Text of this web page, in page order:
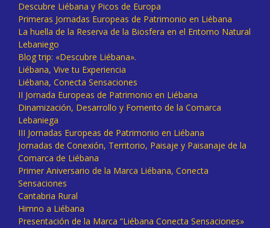
Descubre Liébana y Picos de Europa
Primeras Jornadas Europeas de Patrimonio en Liébana
La huella de la Reserva de la Biosfera en el Entorno Natural
Lebaniego
Blog trip: «Descubre Liébana».
Liébana, Vive tu Experiencia
Liébana, Conecta Sensaciones
II Jornada Europeas de Patrimonio en Liébana
Dinamización, Desarrollo y Fomento de la Comarca
Lebaniega
III Jornadas Europeas de Patrimonio en Liébana
Jornadas de Conexión, Territorio, Paisaje y Paisanaje de la
Comarca de Liébana
Primer Aniversario de la Marca Liébana, Conecta
Sensaciones
Cantabria Rural
Himno a Liébana
Presentación de la Marca “Liébana Conecta Sensaciones»